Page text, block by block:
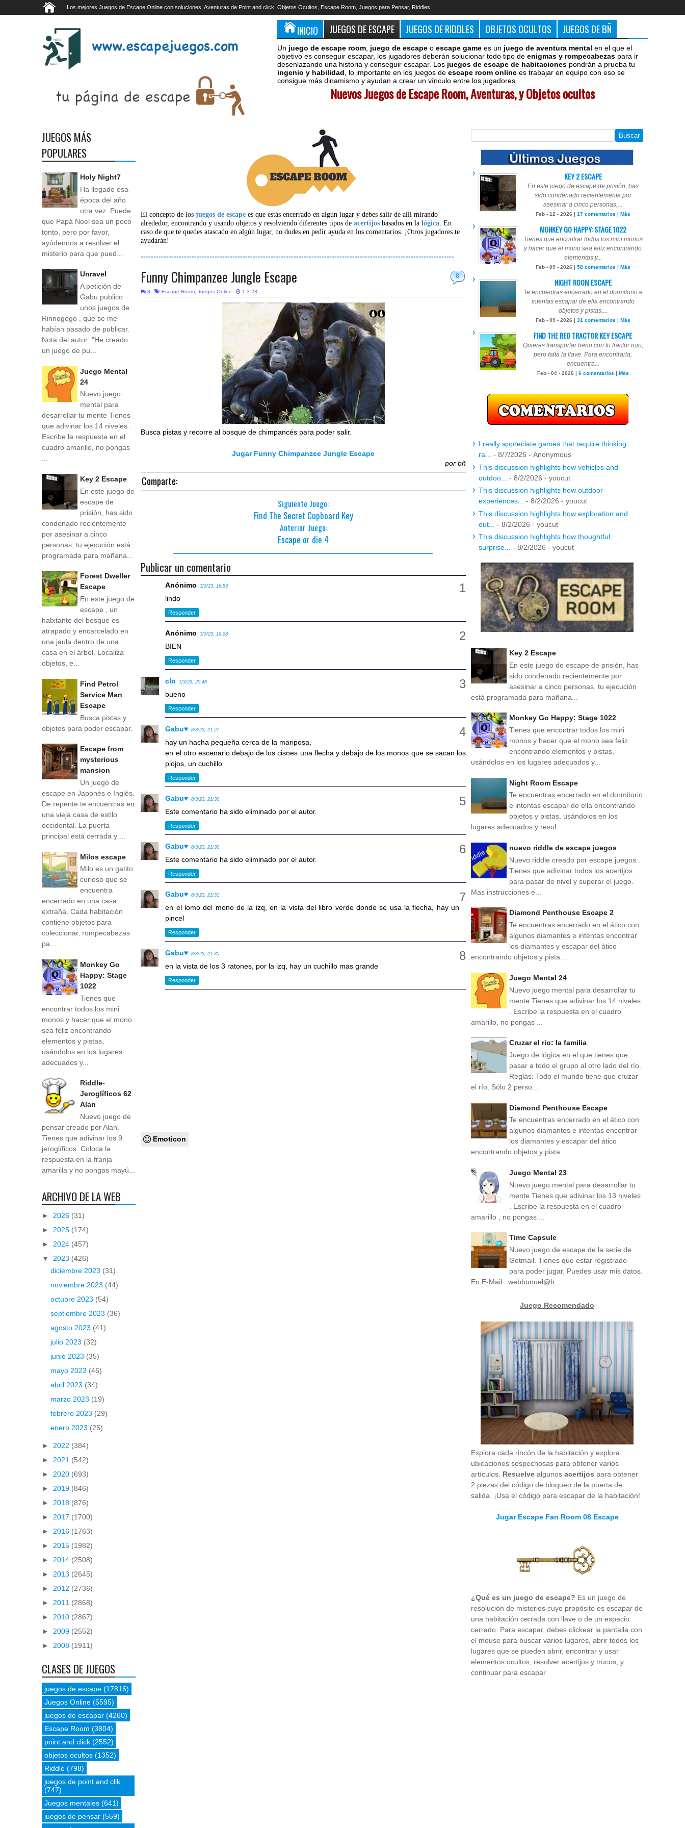
Los mejores Juegos de Escape Online con soluciones, Aventuras de Point and click, Objetos Ocultos, Escape Room, Juegos para Pensar, Riddles.
INICIO JUEGOS DE ESCAPE JUEGOS DE RIDDLES OBJETOS OCULTOS JUEGOS DE BÑ
Un juego de escape room juego de escape o escape game es un juego de aventura mental en el que el
objetivo es conseguir escapar, los jugadores deberán solucionar todo tipo de enigmas y rompecabezas para ir
desenlazando una historia y conseguir escapar. Los juegos de escape de habitaciones pondrán a prueba tu
ingenio y habilidad , lo importante en los juegos de escape room online es trabajar en equipo con eso se
consigue más dinamismo y ayudan a crear un vínculo entre los jugadores.
Nuevos Juegos de Escape Room, Aventuras, y Objetos ocultos
El concepto de losjuegos de escape es que estás encerrado en algún lugar y debes salir de allí mirando
alrededor, encontrando y usando objetos y resolviendo diferentes tipos deacertijos basados en lalógica. En
caso de que te quedes atascado en algún lugar, no dudes en pedir ayuda en los comentarios. ¡Otros jugadores te
ayudarán!
---------------------------------------------------------------------------------------------------------------------------
8
Funny Chimpanzee Jungle Escape
8 Escape Room Juegos Online 1.3.23
Busca pistas y recorre al bosque de chimpancés para poder salir.
Jugar Funny Chimpanzee Jungle Escape
por bñ
Comparte:
Siguiente Juego:
Find The Secret Cupboard Key
Anterior Juego:
Escape or die 4
Publicar un comentario
Anónimo 1/3/23, 16:59
lindo
Responder
Anónimo 1/3/23, 19:28
BIEN
Responder
clo 1/3/23, 20:48
bueno
Responder
Gabu♥ 8/3/23, 21:27
hay un hacha pequeña cerca de la mariposa,
en el otro escenario debajo de los cisnes una flecha y debajo de los monos que se sacan los
piojos, un cuchillo
Responder
Gabu♥ 8/3/23, 21:30
Este comentario ha sido eliminado por el autor.
Responder
Gabu♥ 8/3/23, 21:30
Este comentario ha sido eliminado por el autor.
Responder
Gabu♥ 8/3/23, 21:31
en el lomo del mono de la izq, en la vista del libro verde donde se usa la flecha, hay un
pincel
Responder
Gabu♥ 8/3/23, 21:35
en la vista de los 3 ratones, por la izq, hay un cuchillo mas grande
Responder
Emoticon
JUEGOS MÁS
POPULARES
Holy Night7
Ha llegado esa
época del año
otra vez. Puede
que Papá Noel sea un poco
tonto, pero por favor,
ayúdennos a resolver el
misterio para que pued...
Unravel
A petición de
Gabu publico
unos juegos de
Rinnogogo , que se me
habían pasado de publicar.
Nota del autor: "He creado
un juego de pu...
Juego Mental
24
Nuevo juego
mental para
desarrollar tu mente Tienes
que adivinar los 14 niveles .
Escribe la respuesta en el
cuadro amarillo, no pongas
...
Key 2 Escape
En este juego de
escape de
prisión, has sido
condenado recientemente
por asesinar a cinco
personas, tu ejecución está
programada para mañana...
Forest Dweller
Escape
En este juego de
escape , un
habitante del bosque es
atrapado y encarcelado en
una jaula dentro de una
casa en el árbol. Localiza
objetos, e...
Find Petrol
Service Man
Escape
Busca pistas y
objetos para poder escapar.
Escape from
mysterious
mansion
Un juego de
escape en Japonés e Inglés.
De repente te encuentras en
una vieja casa de estilo
occidental. La puerta
principal está cerrada y ...
Milos escape
Milo es un gatito
curioso que se
encuentra
encerrado en una casa
extraña. Cada habitación
contiene objetos para
coleccionar, rompecabezas
pa...
Monkey Go
Happy: Stage
1022
Tienes que
encontrar todos los mini
monos y hacer que el mono
sea feliz encontrando
elementos y pistas,
usándolos en los lugares
adecuados y...
Riddle-
Jeroglíficos 62
Alan
Nuevo juego de
pensar creado por Alan.
Tienes que adivinar los 9
jeroglíficos. Coloca la
respuesta en la franja
amarilla y no pongas mayú...
ARCHIVO DE LA WEB
► 2026 (31)
► 2025 (174)
► 2024 (457)
▼ 2023 (426)
diciembre 2023 (31)
noviembre 2023 (44)
octubre 2023 (54)
septiembre 2023 (36)
agosto 2023 (41)
julio 2023 (32)
junio 2023 (35)
mayo 2023 (46)
abril 2023 (34)
marzo 2023 (19)
febrero 2023 (29)
enero 2023 (25)
► 2022 (384)
► 2021 (542)
► 2020 (693)
► 2019 (846)
► 2018 (876)
► 2017 (1700)
► 2016 (1763)
► 2015 (1982)
► 2014 (2508)
► 2013 (2645)
► 2012 (2736)
► 2011 (2868)
► 2010 (2867)
► 2009 (2552)
► 2008 (1911)
CLASES DE JUEGOS
juegos de escape (17816)
Juegos Online (5595)
juegos de escapar (4260)
Escape Room (3804)
point and click (2552)
objetos ocultos (1352)
Riddle (798)
juegos de point and clik
(747)
Juegos mentales (641)
juegos de pensar (559)
KEY 2 ESCAPE
En este juego de escape de prisión, has
sido condenado recientemente por
asesinar a cinco personas,...
Feb - 12 - 2026 | 17 comentarios | Más
MONKEY GO HAPPY: STAGE 1022
Tienes que encontrar todos los mini monos
y hacer que el mono sea feliz encontrando
elementos y...
Feb - 09 - 2026 | 58 comentarios | Más
NIGHT ROOM ESCAPE
Te encuentras encerrado en el dormitorio e
intentas escapar de ella encontrando
objetos y pistas,...
Feb - 09 - 2026 | 31 comentarios | Más
FIND THE RED TRACTOR KEY ESCAPE
Quieres transportar heno con tu tractor rojo,
pero falta la llave. Para encontrarla,
encuentra...
Feb - 04 - 2026 | 6 comentarios | Más
I really appreciate games that require thinking
ra...
- 8/7/2026 - Anonymous
This discussion highlights how vehicles and
outdoo...
- 8/2/2026 - youcut
This discussion highlights how outdoor
experiences...
- 8/2/2026 - youcut
This discussion highlights how exploration and
out...
- 8/2/2026 - youcut
This discussion highlights how thoughtful
surprise...
- 8/2/2026 - youcut
Key 2 Escape
En este juego de escape de prisión, has
sido condenado recientemente por
asesinar a cinco personas, tu ejecución
está programada para mañana...
Monkey Go Happy: Stage 1022
Tienes que encontrar todos los mini
monos y hacer que el mono sea feliz
encontrando elementos y pistas,
usándolos en los lugares adecuados y...
Night Room Escape
Te encuentras encerrado en el dormitorio
e intentas escapar de ella encontrando
objetos y pistas, usándolos en los
lugares adecuados y resol...
nuevo riddle de escape juegos
Nuevo riddle creado por escape juegos .
Tienes que adivinar todos los acertijos
para pasar de nivel y superar el juego.
Mas instrucciones e...
Diamond Penthouse Escape 2
Te encuentras encerrado en el ático con
algunos diamantes e intentas encontrar
los diamantes y escapar del ático
encontrando objetos y pista...
Juego Mental 24
Nuevo juego mental para desarrollar tu
mente Tienes que adivinar los 14 niveles
. Escribe la respuesta en el cuadro
amarillo, no pongas ...
Cruzar el rio: la familia
Juego de lógica en el que tienes que
pasar a todo el grupo al otro lado del río.
Reglas: Todo el mundo tiene que cruzar
el río. Sólo 2 perso...
Diamond Penthouse Escape
Te encuentras encerrado en el ático con
algunos diamantes e intentas encontrar
los diamantes y escapar del ático
encontrando objetos y pista...
Juego Mental 23
Nuevo juego mental para desarrollar tu
mente Tienes que adivinar los 13 niveles
. Escribe la respuesta en el cuadro
amarillo , no pongas ...
Time Capsule
Nuevo juego de escape de la serie de
Gotmail. Tienes que estar registrado
para poder jugar. Puedes usar mis datos.
En E-Mail : webbunuel@h...
Juego Recomendado
Explora cada rincón de la habitación y explora
ubicaciones sospechosas para obtener varios
artículos. Resuelve algunos acertijos para obtener
2 piezas del código de bloqueo de la puerta de
salida. ¡Usa el código para escapar de la habitación!
Jugar Escape Fan Room 08 Escape
¿Qué es un juego de escape? Es un juego de
resolución de misterios cuyo propósito es escapar de
una habitación cerrada con llave o de un espacio
cerrado. Para escapar, debes clickear la pantalla con
el mouse para buscar varios lugares, abrir todos los
lugares que se pueden abrir, encontrar y usar
elementos ocultos, resolver acertijos y trucos, y
continuar para escapar